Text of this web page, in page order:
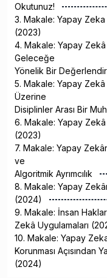
Okutunuz!
3. Makale: Yapay
(2023)
4. Makale: Yapay
Geleceğe
Yönelik Bir
5. Makale: Yapay Zekâ
Üzerine
Disiplinler Arası Bir
6. Makale: Yapay
(2023)
7. Makale: Yapay
ve
Algoritmik Ayrımcılık
8. Makale: Yapay
(2024)
9. Makale: İnsan
Zekâ Uygulamaları
10. Makale: Yapay
Korunması Açısından
(2024)